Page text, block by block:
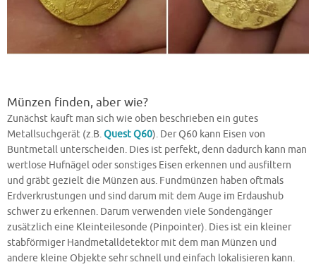
Münzen finden, aber wie?
Zunächst kauft man sich wie oben beschrieben ein gutes
Metallsuchgerät (z.B.Quest Q60). Der Q60 kann Eisen von
Buntmetall unterscheiden. Dies ist perfekt, denn dadurch kann man
wertlose Hufnägel oder sonstiges Eisen erkennen und ausfiltern
und gräbt gezielt die Münzen aus. Fundmünzen haben oftmals
Erdverkrustungen und sind darum mit dem Auge im Erdaushub
schwer zu erkennen. Darum verwenden viele Sondengänger
zusätzlich eine Kleinteilesonde (Pinpointer). Dies ist ein kleiner
stabförmiger Handmetalldetektor mit dem man Münzen und
andere kleine Objekte sehr schnell und einfach lokalisieren kann.